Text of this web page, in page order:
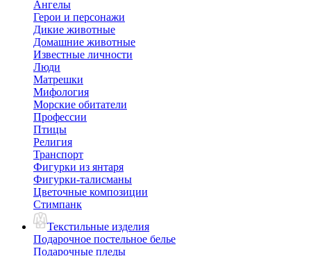
Ангелы
Герои и персонажи
Дикие животные
Домашние животные
Известные личности
Люди
Матрешки
Мифология
Морские обитатели
Профессии
Птицы
Религия
Транспорт
Фигурки из янтаря
Фигурки-талисманы
Цветочные композиции
Стимпанк
Текстильные изделия
Подарочное постельное белье
Подарочные пледы